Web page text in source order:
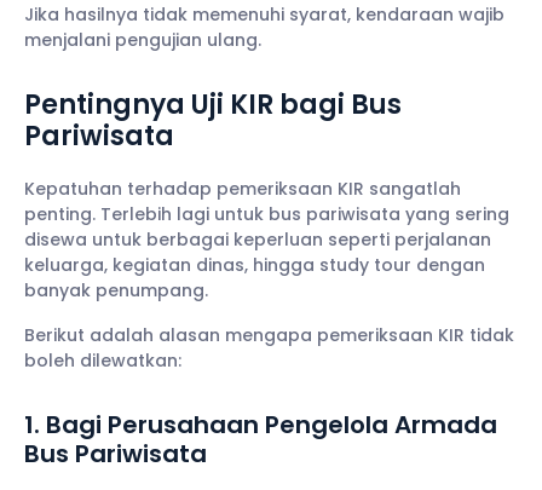
Jika hasilnya tidak memenuhi syarat, kendaraan wajib
menjalani pengujian ulang.
Pentingnya Uji KIR bagi Bus
Pariwisata
Kepatuhan terhadap pemeriksaan KIR sangatlah
penting. Terlebih lagi untuk bus pariwisata yang sering
disewa untuk berbagai keperluan seperti perjalanan
keluarga, kegiatan dinas, hingga study tour dengan
banyak penumpang.
Berikut adalah alasan mengapa pemeriksaan KIR tidak
boleh dilewatkan:
1. Bagi Perusahaan Pengelola Armada
Bus Pariwisata